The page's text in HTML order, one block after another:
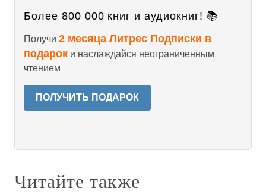
Более 800 000 книг и аудиокниг! 📚
Получи 2 месяца Литрес Подписки в
подарок и наслаждайся неограниченным
чтением
ПОЛУЧИТЬ ПОДАРОК
Читайте также